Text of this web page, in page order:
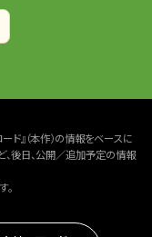
ド』（本作）の情報をベースに
、後日、公開／追加予定の情報
。